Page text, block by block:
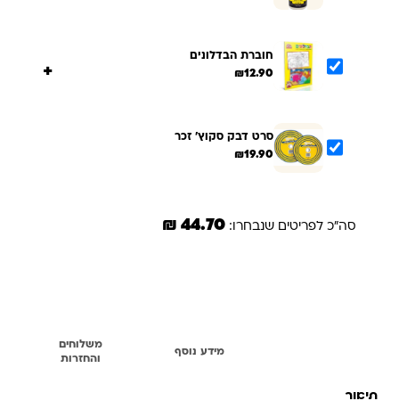
חוברת הבדלונים
₪12.90
+
סרט דבק סקוץ' זכר
₪19.90
סה"כ לפריטים שנבחרו: 44.70 ₪
מידע נוסף
משלוחים
והחזרות
תיאור